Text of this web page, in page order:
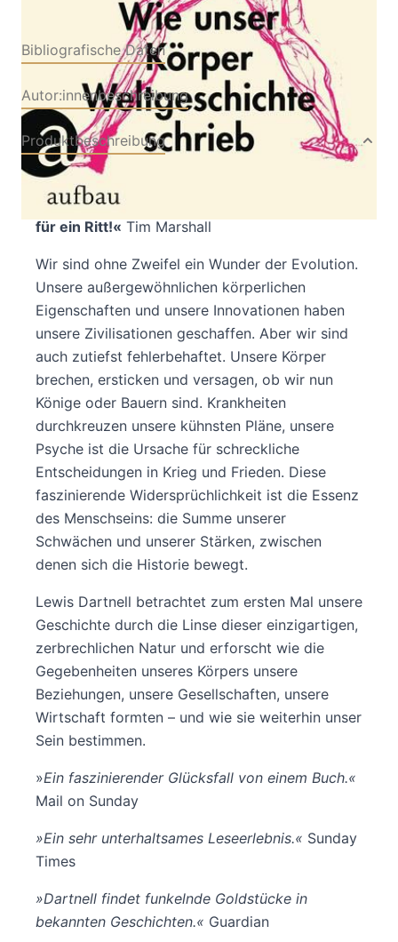
Bibliografische Daten
Autor:innenbeschreibung
Produktbeschreibung
»Eine erhellende Reise durch die Geschichte,
mit unserem Körper als Transportmittel. Was
für ein Ritt!« Tim Marshall
Wir sind ohne Zweifel ein Wunder der Evolution.
Unsere außergewöhnlichen körperlichen
Eigenschaften und unsere Innovationen haben
unsere Zivilisationen geschaffen. Aber wir sind
auch zutiefst fehlerbehaftet. Unsere Körper
brechen, ersticken und versagen, ob wir nun
Könige oder Bauern sind. Krankheiten
durchkreuzen unsere kühnsten Pläne, unsere
Psyche ist die Ursache für schreckliche
Entscheidungen in Krieg und Frieden. Diese
faszinierende Widersprüchlichkeit ist die Essenz
des Menschseins: die Summe unserer
Schwächen und unserer Stärken, zwischen
denen sich die Historie bewegt.
Lewis Dartnell betrachtet zum ersten Mal unsere
Geschichte durch die Linse dieser einzigartigen,
zerbrechlichen Natur und erforscht wie die
Gegebenheiten unseres Körpers unsere
Beziehungen, unsere Gesellschaften, unsere
Wirtschaft formten – und wie sie weiterhin unser
Sein bestimmen.
»Ein faszinierender Glücksfall von einem Buch.«
Mail on Sunday
»Ein sehr unterhaltsames Leseerlebnis.« Sunday
Times
»Dartnell findet funkelnde Goldstücke in
bekannten Geschichten.« Guardian